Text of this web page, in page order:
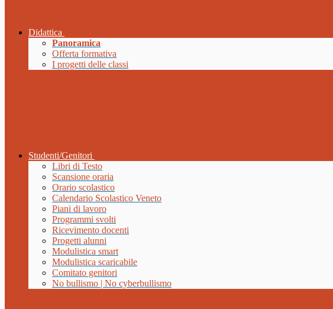
Didattica
Panoramica
Offerta formativa
I progetti delle classi
Studenti/Genitori
Libri di Testo
Scansione oraria
Orario scolastico
Calendario Scolastico Veneto
Piani di lavoro
Programmi svolti
Ricevimento docenti
Progetti alunni
Modulistica smart
Modulistica scaricabile
Comitato genitori
No bullismo | No cyberbullismo